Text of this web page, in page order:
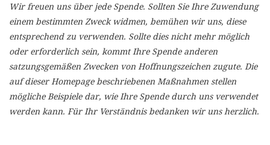
Wir freuen uns über jede Spende. Sollten Sie Ihre Zuwendung
einem bestimmten Zweck widmen, bemühen wir uns, diese
entsprechend zu verwenden. Sollte dies nicht mehr möglich
oder erforderlich sein, kommt Ihre Spende anderen
satzungsgemäßen Zwecken von Hoffnungszeichen zugute. Die
auf dieser Homepage beschriebenen Maßnahmen stellen
mögliche Beispiele dar, wie Ihre Spende durch uns verwendet
werden kann. Für Ihr Verständnis bedanken wir uns herzlich.
'Cookie-
Impressum
ALLEN